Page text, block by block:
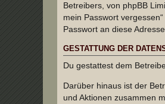
Betreibers, von phpBB
mein Passwort
Passwort an diese
GESTATTUNG DER
Du gestattest dem
Darüber hinaus ist der
und Aktionen zusammen